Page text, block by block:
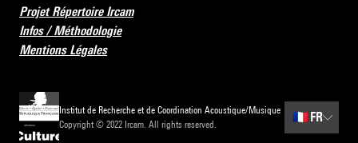
Projet Répertoire Ircam
Infos / Méthodologie
Mentions Légales
Institut de Recherche et de Coordination Acoustique/Musique
Copyright © 2022 Ircam. All rights reserved.
🇫🇷 FR